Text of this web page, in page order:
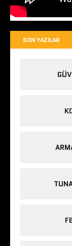
SON YAZILAR